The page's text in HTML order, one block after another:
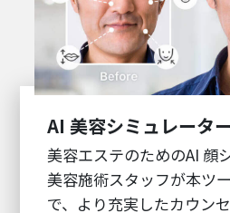
AI 美容シミュレータ
美容エステのためのAI 顔
美容施術スタッフが本ツ
で、より充実したカウン